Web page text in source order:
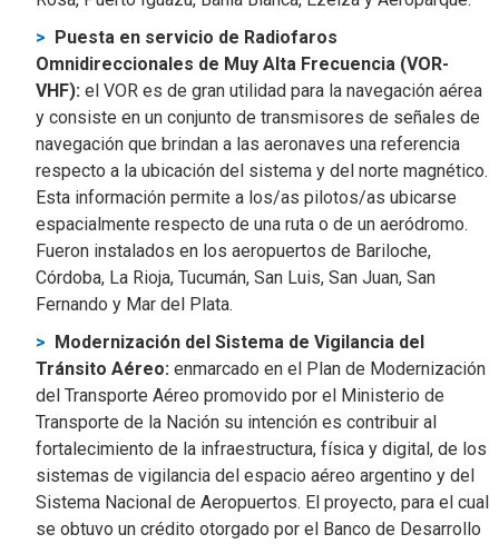
Puesta en servicio de Radiofaros
Omnidireccionales de Muy Alta Frecuencia (VOR-
VHF):el VOR es de gran utilidad para la navegación aérea
y consiste en un conjunto de transmisores de señales de
navegación que brindan a las aeronaves una referencia
respecto a la ubicación del sistema y del norte magnético.
Esta información permite a los/as pilotos/as ubicarse
espacialmente respecto de una ruta o de un aeródromo.
Fueron instalados en los aeropuertos de Bariloche,
Córdoba, La Rioja, Tucumán, San Luis, San Juan, San
Fernando y Mar del Plata.
Modernización del Sistema de Vigilancia del
Tránsito Aéreo: enmarcado en el Plan de Modernización
del Transporte Aéreo promovido por el Ministerio de
Transporte de la Nación su intención es contribuir al
fortalecimiento de la infraestructura, física y digital, de los
sistemas de vigilancia del espacio aéreo argentino y del
Sistema Nacional de Aeropuertos. El proyecto, para el cual
se obtuvo un crédito otorgado por el Banco de Desarrollo